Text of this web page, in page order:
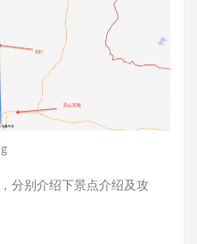
分别介绍下景点介绍及攻